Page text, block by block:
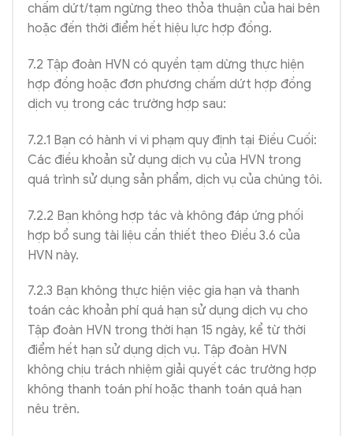
chấm dứt/tạm ngừng theo thỏa thuận của hai bên
hoặc đến thời điểm hết hiệu lực hợp đồng.
7.2 Tập đoàn HVN có quyền tạm dừng thực hiện
hợp đồng hoặc đơn phương chấm dứt hợp đồng
dịch vụ trong các trường hợp sau:
7.2.1 Bạn có hành vi vi phạm quy định tại Điều Cuối:
Các điều khoản sử dụng dịch vụ của HVN trong
quá trình sử dụng sản phẩm, dịch vụ của chúng tôi.
7.2.2 Bạn không hợp tác và không đáp ứng phối
hợp bổ sung tài liệu cần thiết theo Điều 3.6 của
HVN này.
7.2.3 Bạn không thực hiện việc gia hạn và thanh
toán các khoản phí quá hạn sử dụng dịch vụ cho
Tập đoàn HVN trong thời hạn 15 ngày, kể từ thời
điểm hết hạn sử dụng dịch vụ. Tập đoàn HVN
không chịu trách nhiệm giải quyết các trường hợp
không thanh toán phí hoặc thanh toán quá hạn
nêu trên.